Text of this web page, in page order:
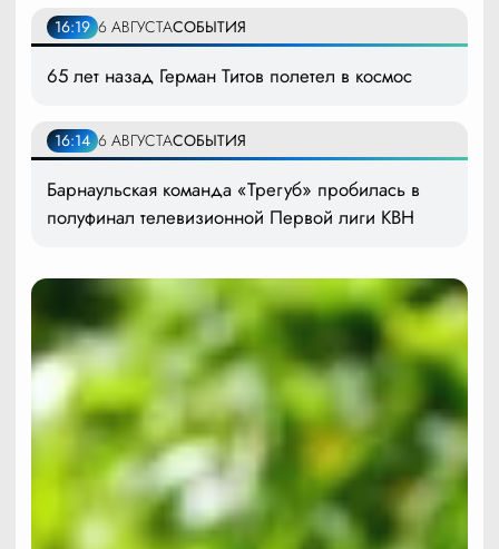
16:19 6 АВГУСТАСОБЫТИЯ
65 лет назад Герман Титов полетел в космос
16:14 6 АВГУСТАСОБЫТИЯ
Барнаульская команда «Трегуб» пробилась в
полуфинал телевизионной Первой лиги КВН